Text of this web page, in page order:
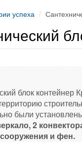
успеха
блок контейнер
были
2
и фен.